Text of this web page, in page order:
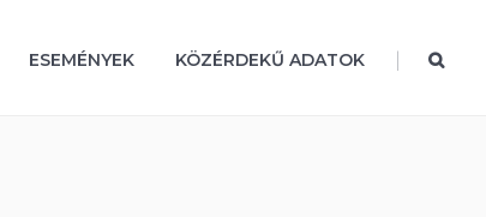
ESEMÉNYEK KÖZÉRDEKŰ ADATOK |